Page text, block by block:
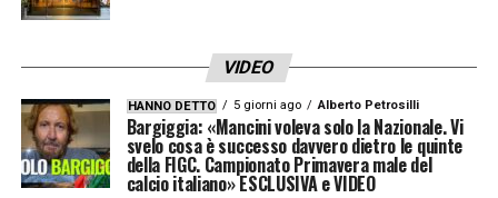
VIDEO
HANNO DETTO 5 giorni ago Alberto Petrosilli
Bargiggia: «Mancini voleva solo la Nazionale. Vi
svelo cosa è successo davvero dietro le quinte
della FIGC. Campionato Primavera male del
calcio italiano» ESCLUSIVA e VIDEO